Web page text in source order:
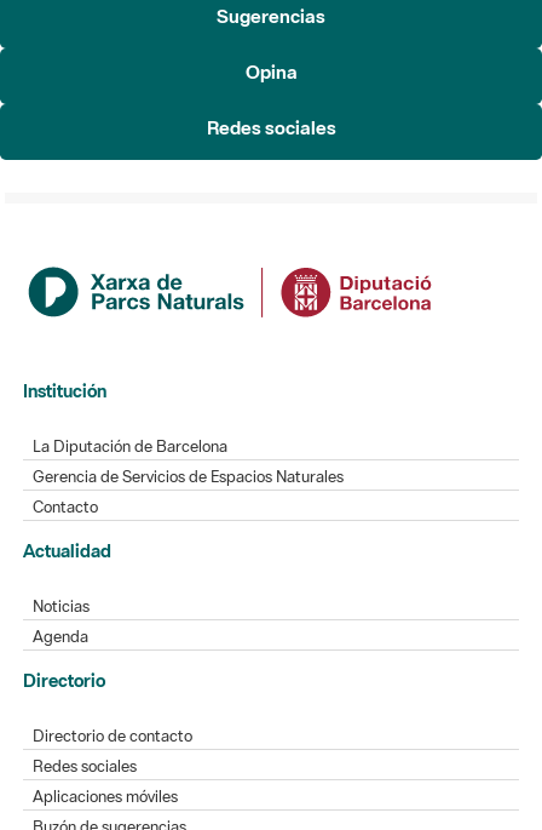
Sugerencias
Opina
Redes sociales
Institución
La Diputación de Barcelona
Gerencia de Servicios de Espacios Naturales
Contacto
Actualidad
Noticias
Agenda
Directorio
Directorio de contacto
Redes sociales
Aplicaciones móviles